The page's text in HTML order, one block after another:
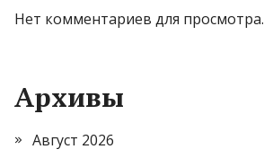
Нет комментариев для просмотра.
Архивы
Август 2026